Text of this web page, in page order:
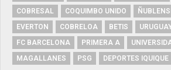
COBRESAL
COQUIMBO UNIDO
EVERTON
COBRELOA BETIS
FC BARCELONA
PRIMERA A
MAGALLANES
PSG DEPORTES IQUIQUE